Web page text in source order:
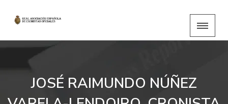
JOSÉ RAIMUNDO NÚÑEZ